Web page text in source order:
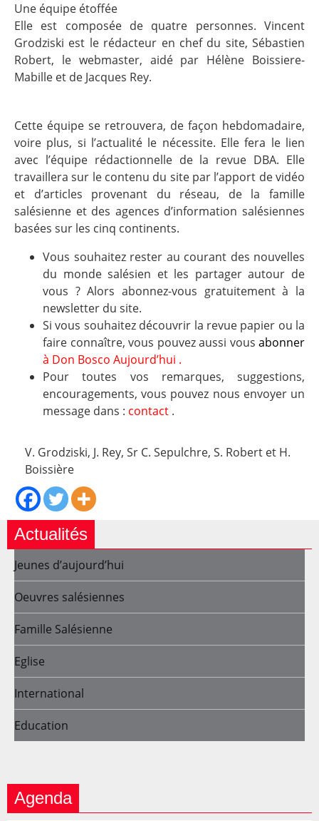
Une équipe étoffée
Elle est composée de quatre personnes. Vincent
Grodziski est le rédacteur en chef du site, Sébastien
Robert, le webmaster, aidé par Hélène Boissiere-
Mabille et de Jacques Rey.
Cette équipe se retrouvera, de façon hebdomadaire,
voire plus, si l’actualité le nécessite. Elle fera le lien
avec l’équipe rédactionnelle de la revue DBA. Elle
travaillera sur le contenu du site par l’apport de vidéo
et d’articles provenant du réseau, de la famille
salésienne et des agences d’information salésiennes
basées sur les cinq continents.
Vous souhaitez rester au courant des nouvelles
du monde salésien et les partager autour de
vous ? Alors abonnez-vous gratuitement à la
newsletter du site.
Si vous souhaitez découvrir la revue papier ou la
faire connaître, vous pouvez aussi vous abonner
à Don Bosco Aujourd’hui .
Pour toutes vos remarques, suggestions,
encouragements, vous pouvez nous envoyer un
message dans : contact .
V. Grodziski, J. Rey, Sr C. Sepulchre, S. Robert et H.
Boissière
Actualités
Jeunes d’aujourd’hui
Oeuvres salésiennes
Famille Salésienne
Eglise
International
Education
Agenda